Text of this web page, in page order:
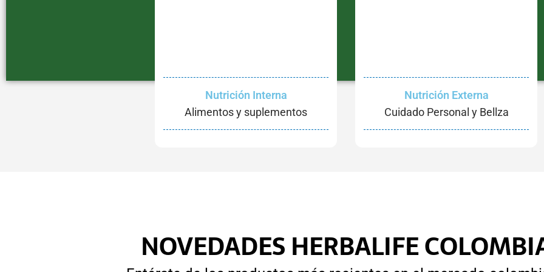
Nutrición Interna
Alimentos y suplementos
Nutrición Externa
Cuidado Personal y Bellza
NOVEDADES HERBALIFE